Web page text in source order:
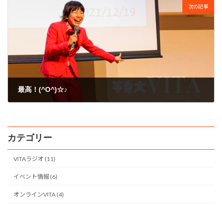
次の記事
最高！(^O^)☆♪
カテゴリー
VITAラジオ (11)
イベント情報 (6)
オンラインVITA (4)